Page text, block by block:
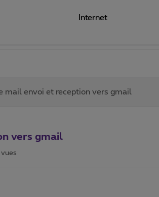
Internet
mail envoi et reception vers gmail
vers gmail